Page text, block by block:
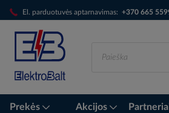
El. parduotuvės aptarnavimas: +370 665
Skip
to
Content
Prekės Akcijos